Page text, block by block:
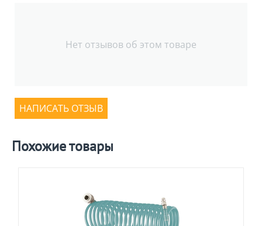
Нет отзывов об этом товаре
НАПИСАТЬ ОТЗЫВ
Похожие товары